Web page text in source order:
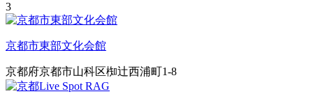
3
京都市東部文化会館
京都府京都市山科区椥辻西浦町1-8